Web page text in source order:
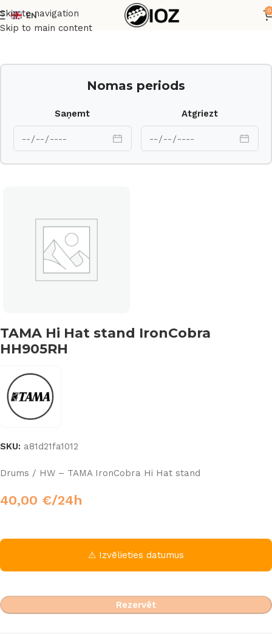
Skip to navigation
Skip to main content
EN
0
Sākums Bungas HW
Nomas periods
Saņemt Atgriezt
TAMA Hi Hat stand IronCobra
HH905RH
SKU: a81d21fa1012
Drums / HW – TAMA IronCobra Hi Hat stand
40,00 €/24h
⚠ Izvēlieties datumus
Rezervēt